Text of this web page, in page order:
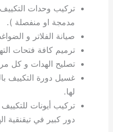
تركيب وحدات
مدمجة او منفصلة ).
صيانة الفلاتر و
ترميم كافة فتحات
تصليح الهدات و كل
غسيل دورة التكييف
لها.
تركيب أيونات
دور كبير في تيقنقية